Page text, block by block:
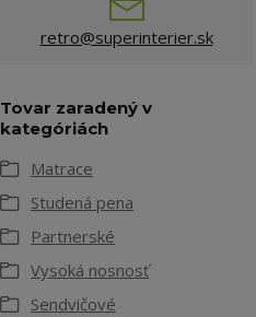
retro@superinterier.sk
Tovar zaradený v
kategóriách
Matrace
Studená pena
Partnerské
Vysoká nosnosť
Sendvičové